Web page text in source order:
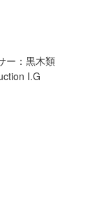
ー：黒木類
I.G